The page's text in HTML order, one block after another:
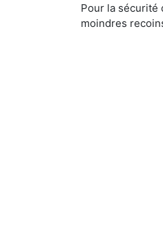
Pour la sécurité
moindres